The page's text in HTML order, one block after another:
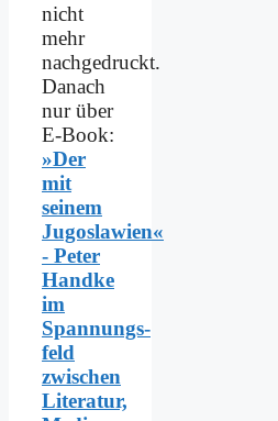
nicht
mehr
nachgedruckt.
Danach
nur über
E-Book:
»Der
mit
seinem
Jugoslawien«
- Peter
Handke
im
Spannungs­
feld
zwischen
Literatur,